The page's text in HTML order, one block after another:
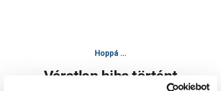
Hoppá ...
Váratlan hiba történt